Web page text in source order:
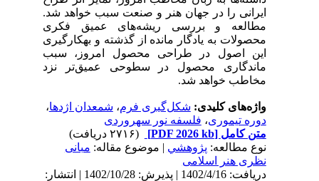
ایرانی را در جهان هنر و صنعت سبب خواهد شد.
مطالعه و بررسی ریشه‌های عمیق فکری
محصولات به یادگار مانده از گذشته و بهکارگیری
این اصول در طراحی محصول امروز، سبب
ماندگاری محصول در سطوحی عمیق‌تر نزد
مخاطب خواهد شد.
واژه‌های کلیدی:شکل‌گیری فرم،شمعدان اژدها،
دوره تیموری، فلسفه نور سهروردی
متن کامل[PDF 2026 kb]
(۲۷۱۶ دریافت)
نوع مطالعه: پژوهشي | موضوع مقاله:مبانی
نظری هنر اسلامی
دریافت: 1402/4/16 | پذیرش: 1402/10/28 | انتشار: